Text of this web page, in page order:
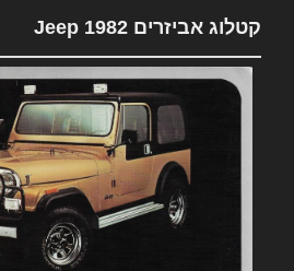
קטלוג אביזרים 1982 Jeep